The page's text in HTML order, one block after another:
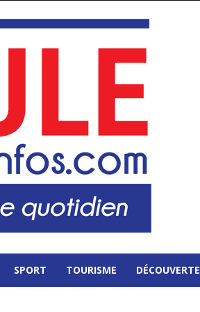
SPORT TOURISME DÉCOUVERTE